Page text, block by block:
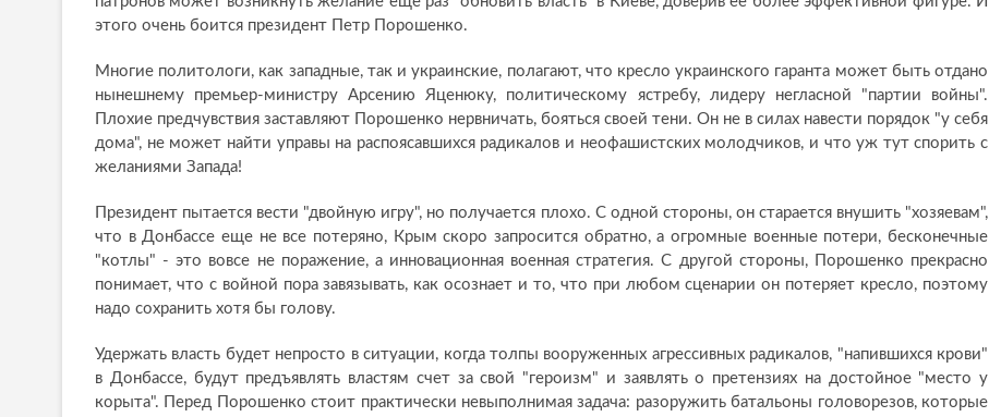
этого очень боится президент Петр Порошенко.
Многие политологи, как западные, так и украинские, полагают, что кресло украинского гаранта может быть отдано
нынешнему премьер-министру Арсению Яценюку, политическому ястребу, лидеру негласной "партии войны".
Плохие предчувствия заставляют Порошенко нервничать, бояться своей тени. Он не в силах навести порядок "у себя
дома", не может найти управы на распоясавшихся радикалов и неофашистских молодчиков, и что уж тут спорить с
желаниями Запада!
Президент пытается вести "двойную игру", но получается плохо. С одной стороны, он старается внушить "хозяевам",
что в Донбассе еще не все потеряно, Крым скоро запросится обратно, а огромные военные потери, бесконечные
"котлы" - это вовсе не поражение, а инновационная военная стратегия. С другой стороны, Порошенко прекрасно
понимает, что с войной пора завязывать, как осознает и то, что при любом сценарии он потеряет кресло, поэтому
надо сохранить хотя бы голову.
Удержать власть будет непросто в ситуации, когда толпы вооруженных агрессивных радикалов, "напившихся крови"
в Донбассе, будут предъявлять властям счет за свой "героизм" и заявлять о претензиях на достойное "место у
корыта". Перед Порошенко стоит практически невыполнимая задача: разоружить батальоны головорезов, которые